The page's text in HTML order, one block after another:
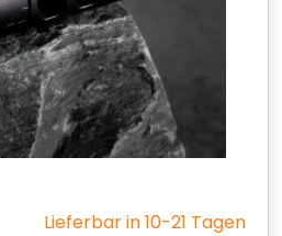
Lieferbar in 10-21 Tagen